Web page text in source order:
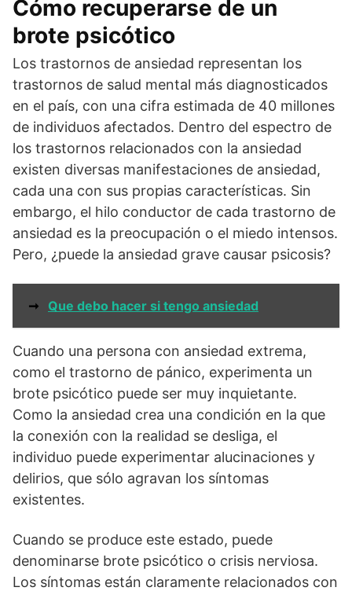
Cómo recuperarse de un
brote psicótico
Los trastornos de ansiedad representan los
trastornos de salud mental más diagnosticados
en el país, con una cifra estimada de 40 millones
de individuos afectados. Dentro del espectro de
los trastornos relacionados con la ansiedad
existen diversas manifestaciones de ansiedad,
cada una con sus propias características. Sin
embargo, el hilo conductor de cada trastorno de
ansiedad es la preocupación o el miedo intensos.
Pero, ¿puede la ansiedad grave causar psicosis?
➞ Que debo hacer si tengo ansiedad
Cuando una persona con ansiedad extrema,
como el trastorno de pánico, experimenta un
brote psicótico puede ser muy inquietante.
Como la ansiedad crea una condición en la que
la conexión con la realidad se desliga, el
individuo puede experimentar alucinaciones y
delirios, que sólo agravan los síntomas
existentes.
Cuando se produce este estado, puede
denominarse brote psicótico o crisis nerviosa.
Los síntomas están claramente relacionados con